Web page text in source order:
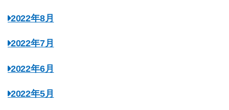
2022年8月
2022年7月
2022年6月
2022年5月